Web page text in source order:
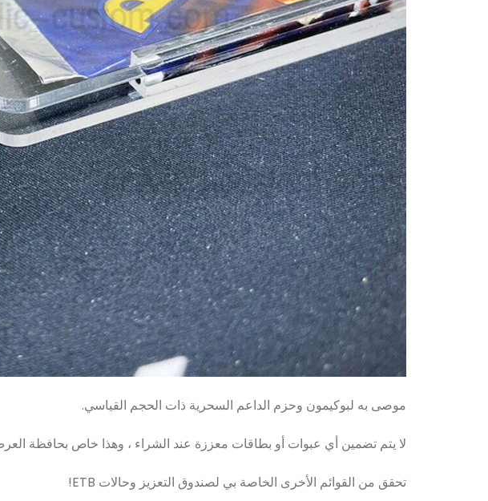
موصى به لبوكيمون وحزم الداعم السحرية ذات الحجم القياسي.
لا يتم تضمين أي عبوات أو بطاقات معززة عند الشراء ، وهذا خاص بحافظة
تحقق من القوائم الأخرى الخاصة بي لصندوق التعزيز وحالات ETB!